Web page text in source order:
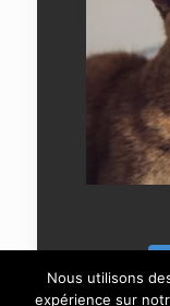
Nous utilisons
expérience sur